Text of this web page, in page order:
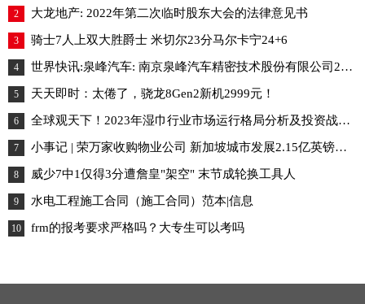
2 大龙地产: 2022年第二次临时股东大会的法律意见书
3 骑士7人上双大胜爵士 米切尔23分马尔卡宁24+6
4 世界快讯:泉峰汽车: 南京泉峰汽车精密技术股份有限公司2021年公开发行可转换公司债券第二次临时受托管理事务报告（2022年度）
5 天天即时：太倦了，骁龙8Gen2新机2999元！
6 全球观天下！2023年湿巾行业市场运行格局分析及投资战略可行性前景预测报告
7 小事记 | 荣万家收购物业公司 新加坡城市发展2.15亿英镑再收购学生公寓 当前聚焦
8 威少7中1仅得3分遭詹皇"架空" 末节成轮换工具人
9 水电工程施工合同（施工合同）范本|信息
10 frm的报考要求严格吗？大专生可以考吗